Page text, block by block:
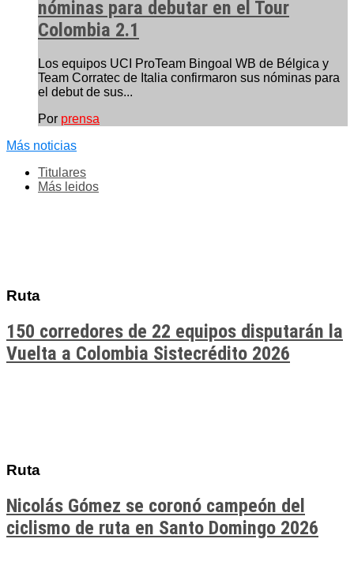
nóminas para debutar en el Tour
Colombia 2.1
Los equipos UCI ProTeam Bingoal WB de Bélgica y
Team Corratec de Italia confirmaron sus nóminas para
el debut de sus...
Por prensa
Más noticias
Titulares
Más leidos
Ruta
150 corredores de 22 equipos disputarán la
Vuelta a Colombia Sistecrédito 2026
Ruta
Nicolás Gómez se coronó campeón del
ciclismo de ruta en Santo Domingo 2026